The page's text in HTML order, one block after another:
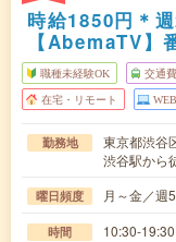
時給1850円＊
【AbemaTV】
職種未経験OK 交通
在宅・リモート
勤務地
東京都渋谷
渋谷駅から
曜日頻度 月～金／週
時間 10:30-